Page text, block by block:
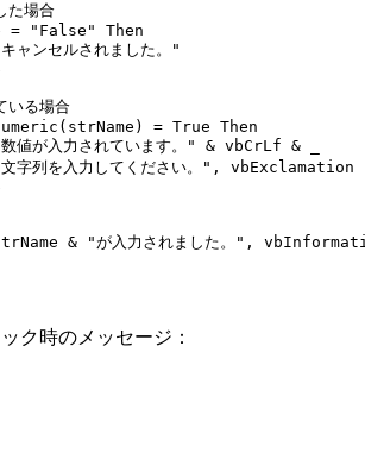
た場合
= "False" Then
ンセルされました。"
いる場合
= True Then
が入力されています。" & vbCrLf & _
字列を入力してください。", vbExclamation
& "が入力されました。",
ク時のメッセージ：